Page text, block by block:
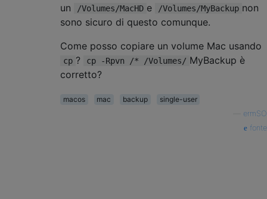
un
/Volumes/MacHD e /Volumes/MyBackup non
sono sicuro di questo comunque.
Come posso copiare un volume Mac usando
cp ? cp -Rpvn /* /Volumes/ MyBackup è
corretto?
macos mac backup
single-user
ermSO
fonte